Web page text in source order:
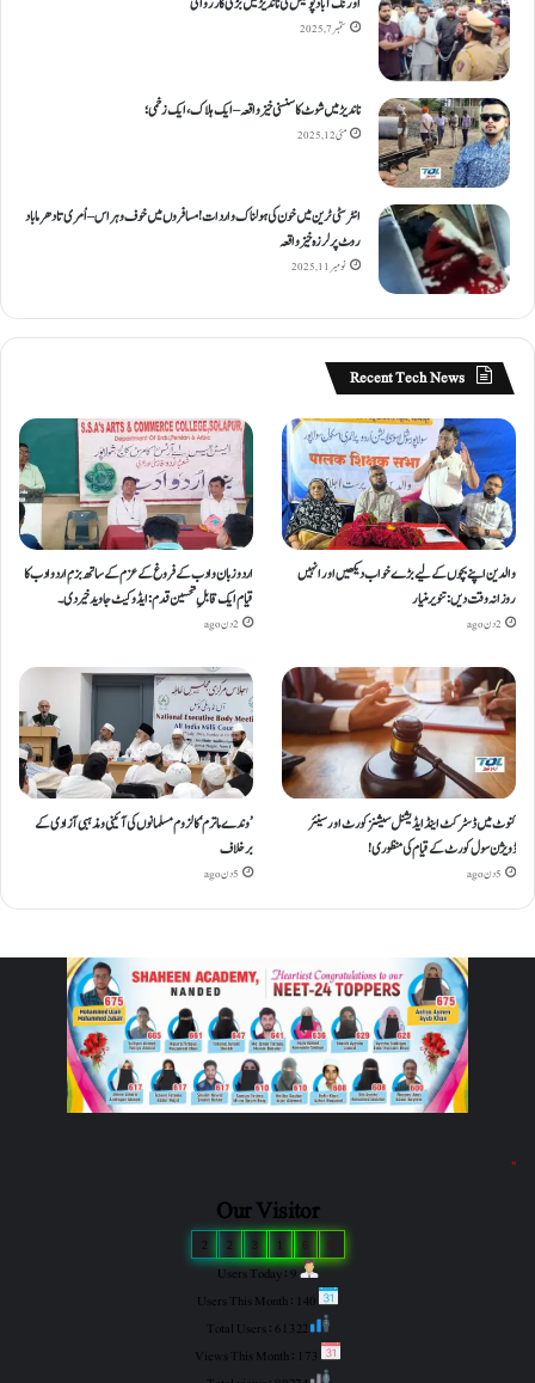
ستمبر 7, 2025
ناندیڑ میں شوٹ کا سنسنی خیز واقعہ – ایک ہلاک، ایک زخمی؛
مئی 12, 2025
انٹر سٹی ٹرین میں خون کی ہولناک واردات! مسافروں میں خوف و ہراس – اُمری تا دھرما باد
روٹ پر لرزہ خیز واقعہ
نومبر 11, 2025
Recent Tech News
والدین اپنے بچوں کے لیے بڑے خواب دیکھیں اور انہیں
روزانہ وقت دیں : تنویر منیار
2 دن ago
اردو زبان و ادب کے فروغ کے عزم کے ساتھ بزمِ اردو ادب کا
قیام ایک قابلِ تحسین قدم : ایڈوکیٹ جاوید خیردی۔
2 دن ago
کنوٹ میں ڈسٹرکٹ اینڈ ایڈیشنل سیشنز کورٹ اور سینئر
ڈویژن سول کورٹ کے قیام کی منظوری!
5 دن ago
’وندے ماترم‘ کا لزوم مسلمانوں کی آئینی ومذہبی آزادی کے
برخلاف
5 دن ago
"
Our Visitor
0
Users Today : 9